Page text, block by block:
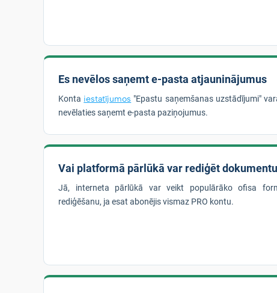
Es nevēlos saņemt e-pasta atjauninājumus
Konta iestatījumos "Epastu saņemšanas uzstādījumi"
nevēlaties saņemt e-pasta paziņojumus.
Vai platformā pārlūkā var rediģēt
Jā, interneta pārlūkā var veikt populārāko ofisa
rediģēšanu, ja esat abonējis vismaz PRO kontu.